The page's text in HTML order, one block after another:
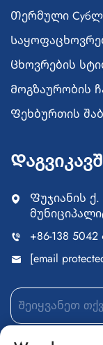
Თერმული
Ცხოვრების
Მოგზაურობის
Ფეხბურთის
Ფუჯიანის
+86-138 5042
[email